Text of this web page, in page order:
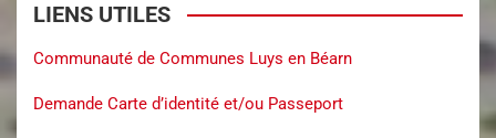
LIENS UTILES
Communauté de Communes Luys en Béarn
Demande Carte d’identité et/ou Passeport